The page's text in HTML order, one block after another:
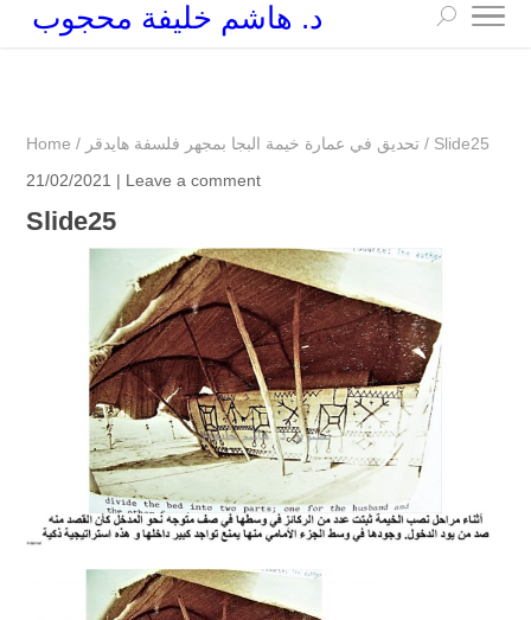
د. هاشم خليفة محجوب
Home / تحديق في عمارة خيمة البجا بمجهر فلسفة هايدقر / Slide25
21/02/2021 | Leave a comment
Slide25